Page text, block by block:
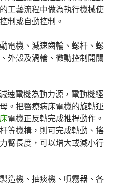
工藝流程中做為執行機械使
制或自動控制。
電機、減速齒輪、螺杆、螺
外殼及渦輪、微動控制開關
速電機為動力源，電動機經
。把醫療病床電機的旋轉運
電機正反轉完成推桿動作。
等機構，則可完成轉動、搖
臂長度，可以增大或減小行
造機、抽痰機、噴霧器、各